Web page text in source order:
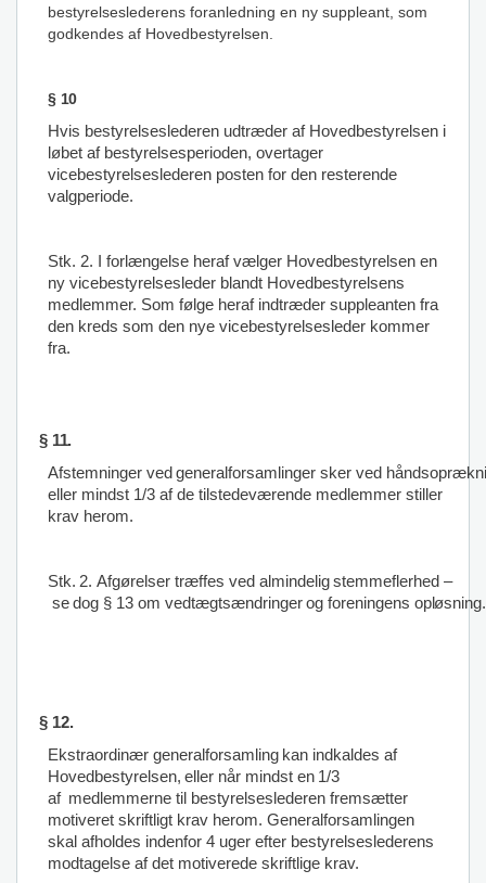
bestyrelseslederens foranledning en ny suppleant, som
godkendes af Hovedbestyrelsen.
§ 10
Hvis bestyrelseslederen udtræder af Hovedbestyrelsen i
løbet af bestyrelsesperioden, overtager
vicebestyrelseslederen posten for den resterende
valgperiode.
Stk. 2. I forlængelse heraf vælger Hovedbestyrelsen en
ny vicebestyrelsesleder blandt Hovedbestyrelsens
medlemmer. Som følge heraf indtræder suppleanten fra
den kreds som den nye vicebestyrelsesleder kommer
fra.
§ 11.
Afstemninger ved generalforsamlinger sker ved
eller mindst 1/3 af de tilstedeværende medlemmer stiller
krav herom.
Stk. 2. Afgørelser træffes ved almindelig stemmeflerhed –
se dog § 13 om vedtægtsændringer og foreningens opløsning.
§ 12.
Ekstraordinær generalforsamling kan indkaldes af
Hovedbestyrelsen, eller når mindst en 1/3
af medlemmerne til bestyrelseslederen fremsætter
motiveret skriftligt krav herom. Generalforsamlingen
skal afholdes indenfor 4 uger efter bestyrelseslederens
modtagelse af det motiverede skriftlige krav.